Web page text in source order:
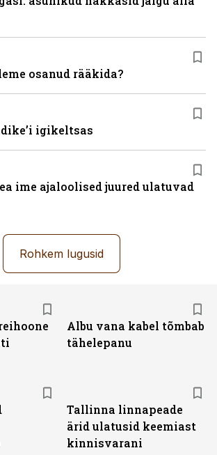
osanud rääkida?
igikeltsas
ime ajaloolised juured ulatuvad
Rohkem lugusid
Albu vana kabel tõmbab
tähelepanu
Tallinna linnapeade
ärid ulatusid keemiast
kinnisvarani